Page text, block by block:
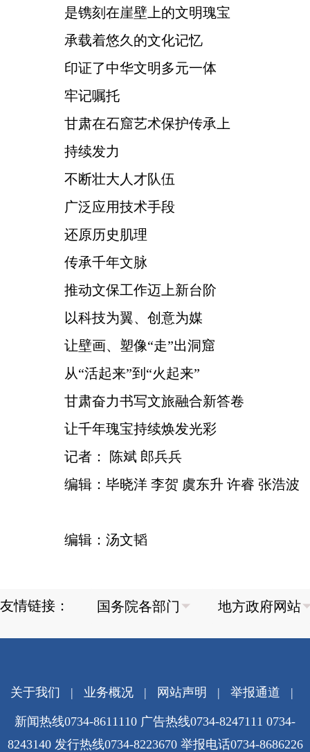
是镌刻在崖壁上的文明瑰宝
承载着悠久的文化记忆
印证了中华文明多元一体
牢记嘱托
甘肃在石窟艺术保护传承上
持续发力
不断壮大人才队伍
广泛应用技术手段
还原历史肌理
传承千年文脉
推动文保工作迈上新台阶
以科技为翼、创意为媒
让壁画、塑像“走”出洞窟
从“活起来”到“火起来”
甘肃奋力书写文旅融合新答卷
让千年瑰宝持续焕发光彩
记者： 陈斌 郎兵兵
编辑：毕晓洋 李贺 虞东升 许睿 张浩波
编辑：汤文韬
友情链接：
关于我们 | 业务概况| 网站声明 | 举报通道 |
新闻热线0734-8611110 广告热线0734-8247111 0734-
8243140 发行热线0734-8223670 举报电话0734-8686226